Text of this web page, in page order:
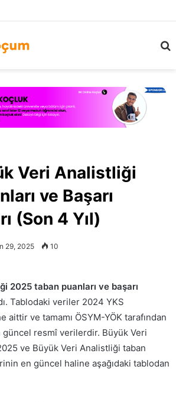
Veri Analistliği
ve Başarı
(Son 4 Yıl)
29, 2025 10
2025 taban puanları ve başarı
Tablodaki veriler 2024 YKS
ve tamamı ÖSYM-YÖK tarafından
güncel resmî verilerdir. Büyük Veri
ve Büyük Veri Analistliği taban
en güncel haline aşağıdaki tablodan